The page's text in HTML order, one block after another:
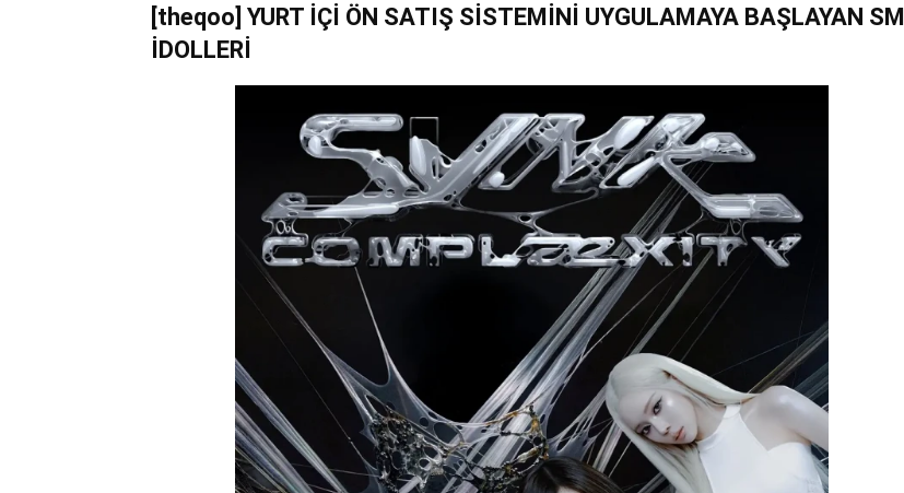
[theqoo] YURT İÇİ ÖN SATIŞ SİSTEMİNİ UYGULAMAYA BAŞLAYAN SM
İDOLLERİ